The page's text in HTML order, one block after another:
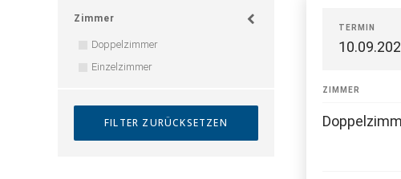
Zimmer
Doppelzimmer
Einzelzimmer
TERMIN
ZIMMER